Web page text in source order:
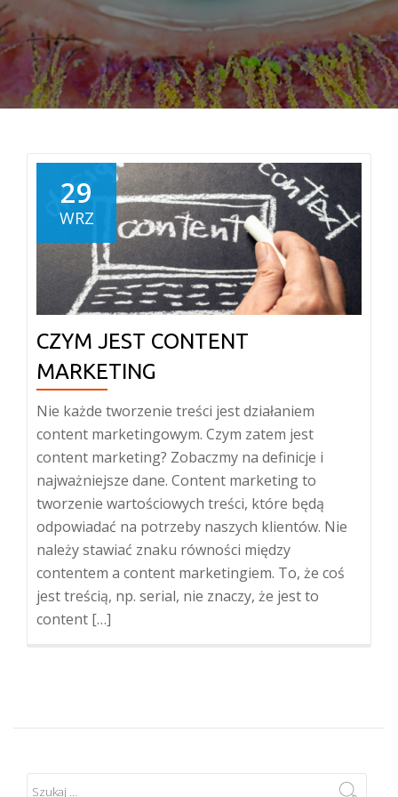
29
WRZ
CZYM JEST CONTENT
MARKETING
Nie każde tworzenie treści jest działaniem
content marketingowym. Czym zatem jest
content marketing? Zobaczmy na definicje i
najważniejsze dane. Content marketing to
tworzenie wartościowych treści, które będą
odpowiadać na potrzeby naszych klientów. Nie
należy stawiać znaku równości między
contentem a content marketingiem. To, że coś
jest treścią, np. serial, nie znaczy, że jest to
content […]